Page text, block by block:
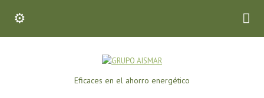
Eficaces en el ahorro energético